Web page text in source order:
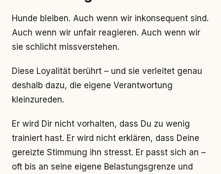
Hunde bleiben. Auch wenn wir inkonsequent sind.
Auch wenn wir unfair reagieren. Auch wenn wir
sie schlicht missverstehen.
Diese Loyalität berührt – und sie verleitet genau
deshalb dazu, die eigene Verantwortung
kleinzureden.
Er wird Dir nicht vorhalten, dass Du zu wenig
trainiert hast. Er wird nicht erklären, dass Deine
gereizte Stimmung ihn stresst. Er passt sich an –
oft bis an seine eigene Belastungsgrenze und